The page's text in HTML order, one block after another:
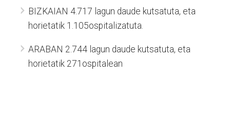
BIZKAIAN 4.717 lagun daude kutsatuta, eta
horietatik 1.105ospitalizatuta.
ARABAN 2.744 lagun daude kutsatuta, eta
horietatik 271ospitalean